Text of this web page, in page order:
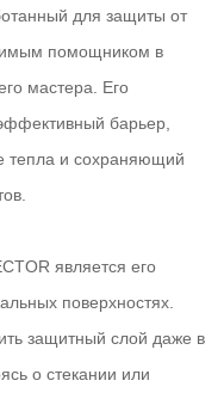
для защиты от
помощником в
мастера. Его
барьер,
тепла и сохраняющий
является его
поверхностях
защитный слой даже в
о стекании или